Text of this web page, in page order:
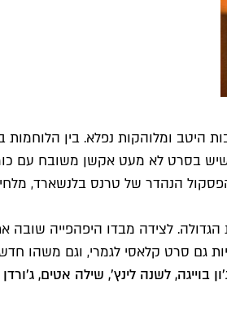
בסרט לא מעט אקשן משובח עם
הנהדר של טרנס בלנשארד,
לצידה מבדו היפהפייה
גם סרט קלאסי לגמרי, וגם משהו